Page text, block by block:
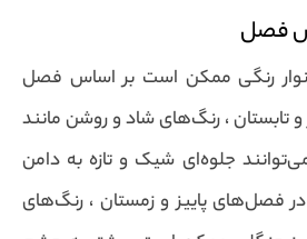
فصل
نوار رنگی ممکن است بر اساس فصل
تابستان ، رنگ‌های شاد و روشن مانند
جلوه‌ای شیک و تازه به دامن
فصل‌های پاییز و زمستان ، رنگ‌های